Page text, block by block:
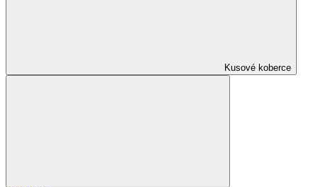
Kusové koberce